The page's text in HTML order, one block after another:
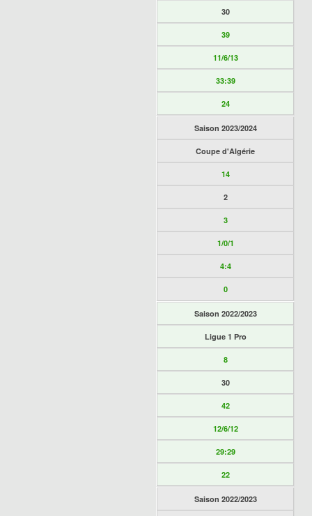
30
39
11/6/13
33:39
24
Saison 2023/2024
Coupe d'Algérie
14
2
3
1/0/1
4:4
0
Saison 2022/2023
Ligue 1 Pro
8
30
42
12/6/12
29:29
22
Saison 2022/2023